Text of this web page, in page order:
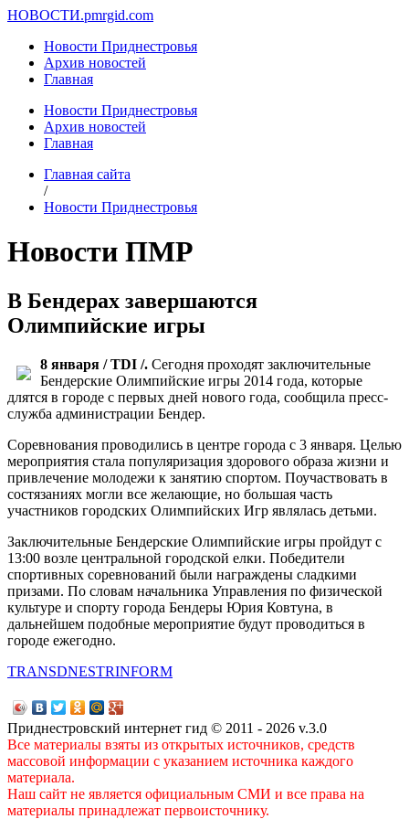
НОВОСТИ.pmrgid.com
Новости Приднестровья
Архив новостей
Главная
Новости Приднестровья
Архив новостей
Главная
Главная сайта
/
Новости Приднестровья
Новости ПМР
В Бендерах завершаются
Олимпийские игры
8 января / TDI /. Сегодня проходят заключительные
Бендерские Олимпийские игры 2014 года, которые
длятся в городе с первых дней нового года, сообщила пресс-
служба администрации Бендер.
Соревнования проводились в центре города с 3 января. Целью
мероприятия стала популяризация здорового образа жизни и
привлечение молодежи к занятию спортом. Поучаствовать в
состязаниях могли все желающие, но большая часть
участников городских Олимпийских Игр являлась детьми.
Заключительные Бендерские Олимпийские игры пройдут с
13:00 возле центральной городской елки. Победители
спортивных соревнований были награждены сладкими
призами. По словам начальника Управления по физической
культуре и спорту города Бендеры Юрия Ковтуна, в
дальнейшем подобные мероприятие будут проводиться в
городе ежегодно.
TRANSDNESTRINFORM
Приднестровский интернет гид © 2011 - 2026 v.3.0
Все материалы взяты из открытых источников, средств
массовой информации с указанием источника каждого
материала.
Наш сайт не является официальным СМИ и все права на
материалы принадлежат первоисточнику.